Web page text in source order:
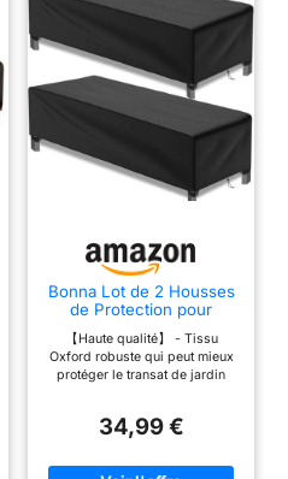
Bonna Lot de 2 Housses
de Protection pour
Chaise Longue de Jardin
- Imperméables, Coupe-
Vent, indéchirables,
Charge Lourde 500D -
68 x 30 cm - Noir
【Haute qualité】 - Tissu
Oxford robuste qui peut mieux
protéger le transat de jardin
coupe-vent, résistance aux
il peut parfaitement protéger les
34,99 €